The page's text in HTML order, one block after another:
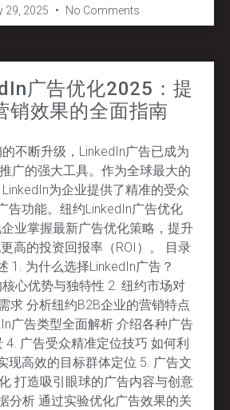
29, 2025 No Comments
广告优化2025：提
销效果的全面指南
不断升级，LinkedIn广告已成为
广的强大工具。作为全球最大的
为企业提供了精准的受众
告功能。纽约LinkedIn广告优化
业掌握最新广告优化策略，提升
高的投资回报率（ROI）。 目录
1. 为什么选择LinkedIn广告？
心优势与独特性 2. 纽约市场对
求 分析纽约B2B企业的营销特点
广告类型全面解析 介绍各种广告
4. 广告受众精准定位技巧 如何利
现高效的目标群体定位 5. 广告文
打造吸引眼球的广告内容与创意
分析 通过实验优化广告效果的关